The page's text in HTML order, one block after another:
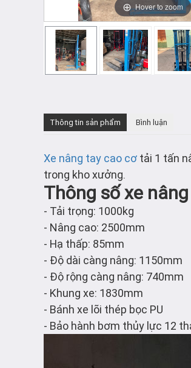
Hover to zoom
Thông tin sản phẩm Bình luận
Xe nâng tay cao cơ tải 1 tấn
trong kho xưởng.
Thông số xe
- Tải trọng: 1000kg
- Nâng cao: 2500mm
- Hạ thấp: 85mm
- Độ dài càng nâng: 1150mm
- Độ rộng càng nâng: 740mm
- Khung xe: 1830mm
- Bánh xe lõi thép bọc PU
- Bảo hành bơm thủy lực 12